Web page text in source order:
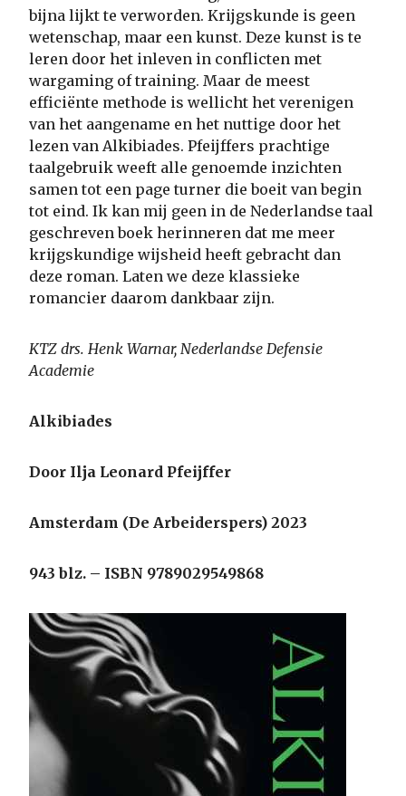
bijna lijkt te verworden. Krijgskunde is geen
wetenschap, maar een kunst. Deze kunst is te
leren door het inleven in conflicten met
wargaming of training. Maar de meest
efficiënte methode is wellicht het verenigen
van het aangename en het nuttige door het
lezen van Alkibiades. Pfeijffers prachtige
taalgebruik weeft alle genoemde inzichten
samen tot een page turner die boeit van begin
tot eind. Ik kan mij geen in de Nederlandse taal
geschreven boek herinneren dat me meer
krijgskundige wijsheid heeft gebracht dan
deze roman. Laten we deze klassieke
romancier daarom dankbaar zijn.
KTZ drs. Henk Warnar, Nederlandse Defensie
Academie
Alkibiades
Door Ilja Leonard Pfeijffer
Amsterdam (De Arbeiderspers) 2023
943 blz. – ISBN 9789029549868